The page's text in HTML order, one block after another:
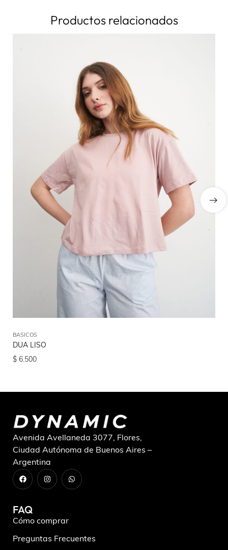
Productos relacionados
BASICOS
DUA LISO
$ 6.500
Avenida Avellaneda 3077, Flores,
Ciudad Autónoma de Buenos Aires –
Argentina
FAQ
Cómo comprar
Preguntas Frecuentes